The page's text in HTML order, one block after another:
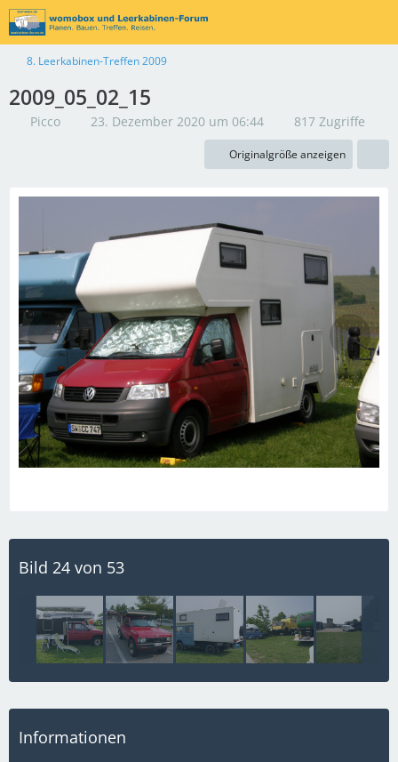
8. Leerkabinen-Treffen 2009
2009_05_02_15
Picco 23. Dezember 2020 um 06:44 817 Zugriffe
Originalgröße anzeigen
Bild 24 von 53
Informationen